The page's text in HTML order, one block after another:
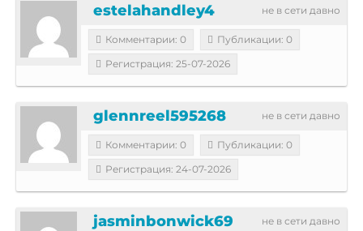
не в сети давно
estelahandley4
Комментарии: 0
Публикации: 0
Регистрация: 25-07-2026
не в сети давно
glennreel595268
Комментарии: 0
Публикации: 0
Регистрация: 24-07-2026
не в сети давно
jasminbonwick69